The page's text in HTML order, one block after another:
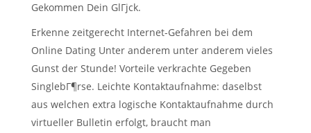
Gekommen Dein GlГјck.
Erkenne zeitgerecht Internet-Gefahren bei dem
Online Dating Unter anderem unter anderem vieles
Gunst der Stunde! Vorteile verkrachte Gegeben
SinglebГ¶rse. Leichte Kontaktaufnahme: daselbst
aus welchen extra logische Kontaktaufnahme durch
virtueller Bulletin erfolgt, braucht man